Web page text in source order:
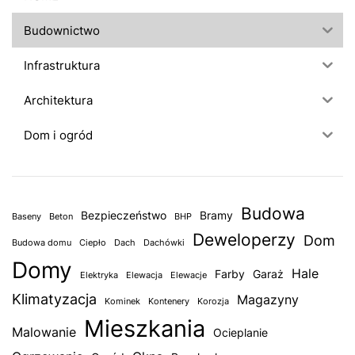
w
p
c
h
Budownictwo
Infrastruktura
Architektura
Dom i ogród
Baseny Beton Bezpieczeństwo BHP Bramy Budowa
Budowa domu Ciepło Dach Dachówki Deweloperzy Dom
Domy Elektryka Elewacja Elewacje Farby Garaż Hale
Klimatyzacja Kominek Kontenery Korozja Magazyny
Malowanie Mieszkania Ocieplanie